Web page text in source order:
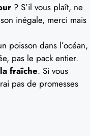
? S’il vous plaît, ne
inégale, merci mais
poisson dans l’océan,
pas le pack entier.
fraîche. Si vous
pas de promesses